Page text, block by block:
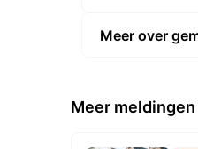
Meer over
Meer